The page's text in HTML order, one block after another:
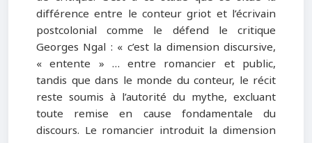
différence entre le conteur griot et l’écrivain
postcolonial comme le défend le critique
Georges Ngal : « c’est la dimension discursive,
« entente » … entre romancier et public,
tandis que dans le monde du conteur, le récit
reste soumis à l’autorité du mythe, excluant
toute remise en cause fondamentale du
discours. Le romancier introduit la dimension